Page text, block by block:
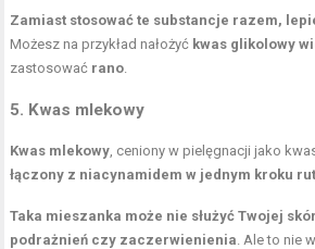
Zamiast stosować te substancje razem,
Możesz na przykład nałożyć kwas glikolowy
zastosować rano
5. Kwas mlekowy
Kwas mlekowy , ceniony w pielęgnacji jako
łączony z niacynamidem w jednym kroku
Taka mieszanka może nie służyć Twojej
podrażnień czy zaczerwienienia . Ale to nie